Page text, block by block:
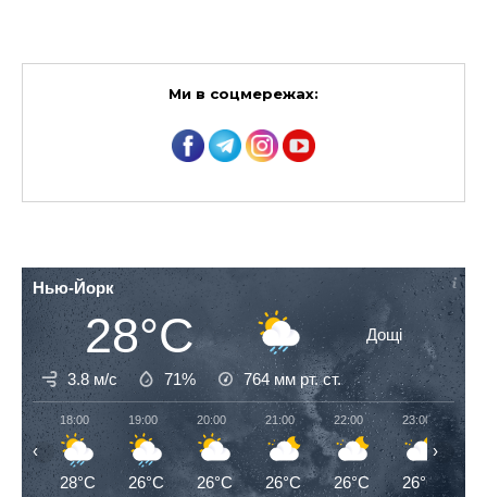
Ми в соцмережах:
Нью-Йорк
28°C Дощі
3.8 м/с 71% 764 мм рт. ст.
18:00
28°C
19:00
26°C
20:00
26°C
21:00
26°C
22:00
26°C
23:00
26°C
‹ ›